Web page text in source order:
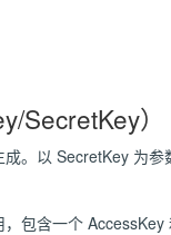
SecretKey）
。以 SecretKey 为
包含一个